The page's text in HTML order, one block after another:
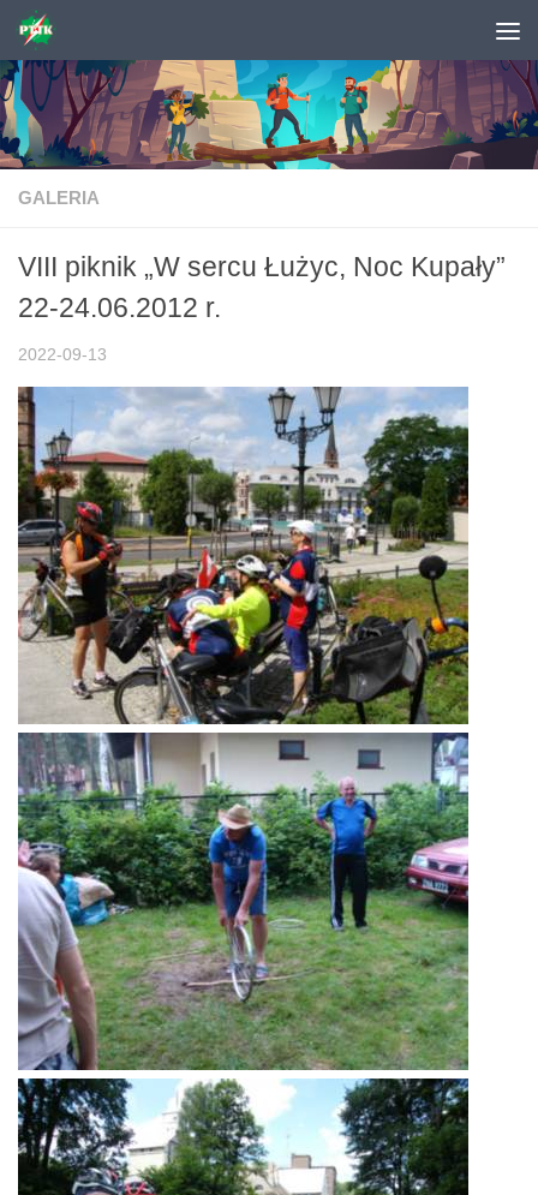
Skip to content
GALERIA
VIII piknik „W sercu Łużyc, Noc Kupały”
22-24.06.2012 r.
2022-09-13